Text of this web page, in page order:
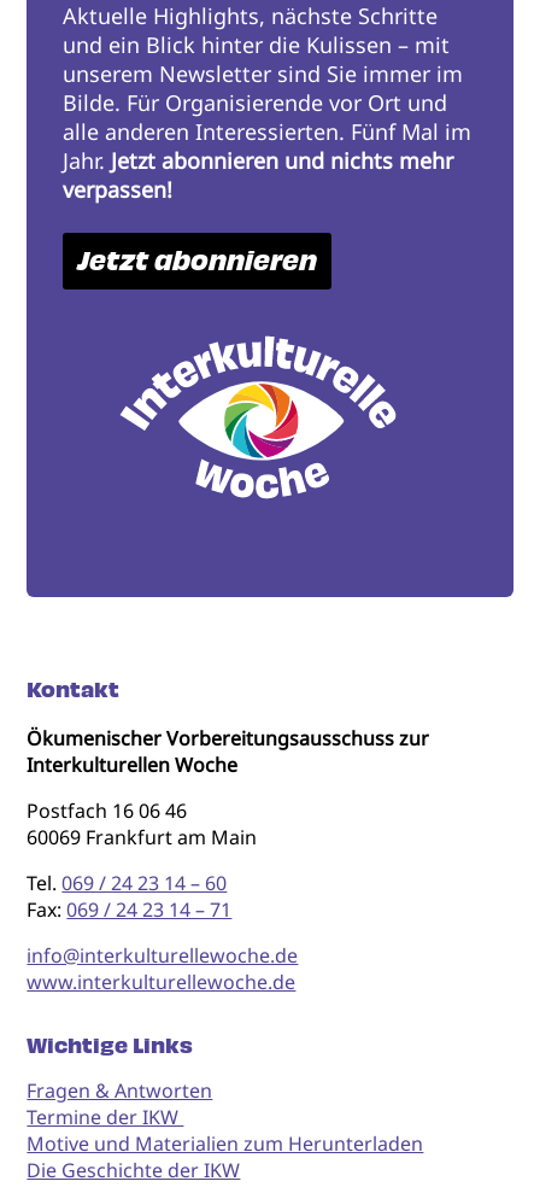
Aktuelle Highlights, nächste Schritte
und ein Blick hinter die Kulissen – mit
unserem Newsletter sind Sie immer im
Bilde. Für Organisierende vor Ort und
alle anderen Interessierten. Fünf Mal im
Jahr. Jetzt abonnieren und nichts mehr
verpassen!
Jetzt abonnieren
Kontakt
Ökumenischer Vorbereitungsausschuss zur
Interkulturellen Woche
Postfach 16 06 46
60069 Frankfurt am Main
Tel.069 / 24 23 14 – 60
Fax:069 / 24 23 14 – 71
info@interkulturellewoche.de
www.interkulturellewoche.de
Wichtige Links
Fragen & Antworten
Termine der IKW
Motive und Materialien zum Herunterladen
Die Geschichte der IKW